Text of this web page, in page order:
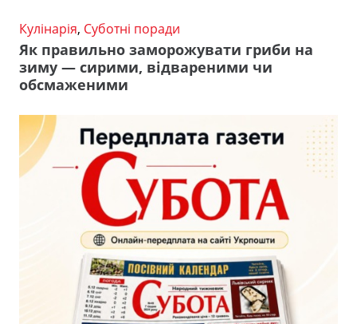
Кулінарія, Суботні поради
Як правильно заморожувати гриби на
зиму — сирими, відвареними чи
обсмаженими